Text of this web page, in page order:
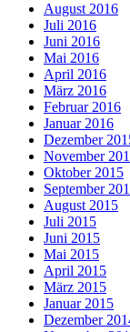
August 2016
Juli 2016
Juni 2016
Mai 2016
April 2016
März 2016
Februar 2016
Januar 2016
Dezember
November
Oktober 2015
September
August 2015
Juli 2015
Juni 2015
Mai 2015
April 2015
März 2015
Januar 2015
Dezember